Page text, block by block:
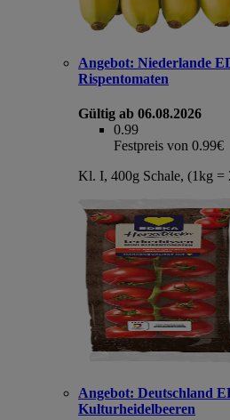
Angebot: Niederlande
Rispentomaten
Gültig ab 06.08.2026
0.99
Festpreis von 0.99€
Kl. I, 400g Schale, (1kg =
Angebot: Deutschland
Kulturheidelbeeren